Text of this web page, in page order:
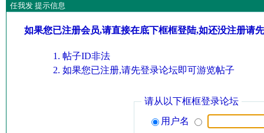
任我发 提示信息
如果您已注册会员,请直接在底下框框登陆,如还没注册请
帖子ID非法
如果您已注册,请先登录论坛即可游览帖子
请从以下框框登录论坛
用户名